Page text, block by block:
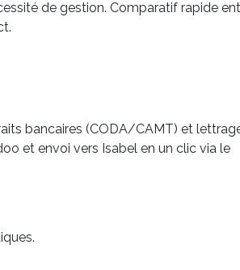
de gestion. Comparatif rapide
bancaires (CODA/CAMT) et
et envoi vers Isabel en un clic via le